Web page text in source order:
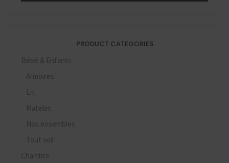
PRODUCT CATEGORIES
Bébé & Enfants
Armoires
Lit
Matelas
Nos ensembles
Tout voir
Chambre